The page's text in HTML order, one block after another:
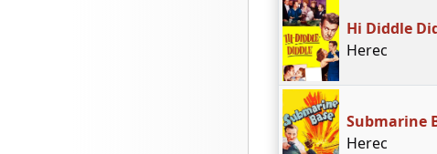
Hi Diddle
Herec
Submarine
Herec